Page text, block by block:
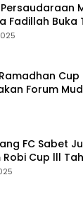
Fadillah Buka
II
Cup
Forum
FC Sabet
Cup lll